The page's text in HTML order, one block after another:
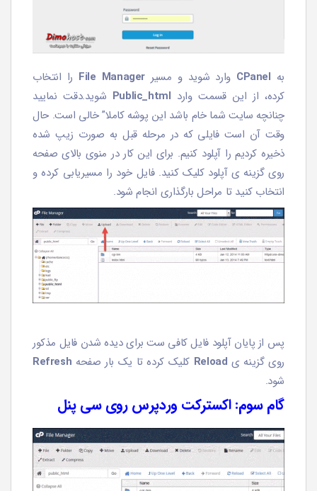
به CPanel وارد شوید و مسیر File Manager را انتخاب
کرده، از این قسمت وارد Public_html شوید.دقت نمایید
چنانچه سایت شما خام باشد این پوشه کاملا” خالی است. حال
وقت آن است فایلی که در مرحله قبل به صورت زیپ شده
ذخیره کردیم را آپلود کنیم. برای این کار در منوی بالای صفحه
روی گزینه ی آپلود کلیک کنید. فایل خود را مسیریابی کرده و
انتخاب کنید تا مراحل بارگذاری انجام شود.
پس از پایان آپلود فایل کافی ست برای دیده شدن فایل مذکور
روی گزینه ی Reload کلیک کرده تا یک بار صفحه Refresh
شود.
گام سوم: اکسترکت وردپرس روی سی پنل